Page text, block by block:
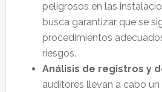
peligrosos en las
busca garantizar que se
procedimientos
riesgos.
Análisis de registros y
auditores llevan a cabo